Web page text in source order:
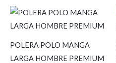
POLERA POLO MANGA
LARGA HOMBRE PREMIUM